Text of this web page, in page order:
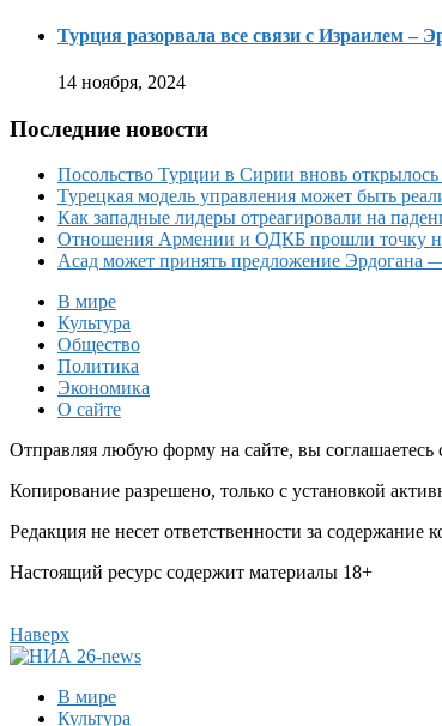
Турция разорвала все связи с Израилем –
14 ноября, 2024
Последние новости
Посольство Турции в Сирии вновь открылось
Турецкая модель управления может быть
Как западные лидеры отреагировали на
Отношения Армении и ОДКБ прошли точку
Асад может принять предложение
В мире
Культура
Общество
Политика
Экономика
О сайте
Отправляя любую форму на сайте, вы
Копирование разрешено, только с установкой
Редакция не несет ответственности за
Настоящий ресурс содержит материалы 18+
Наверх
В мире
Культура